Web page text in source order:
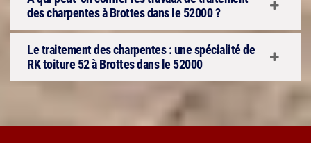
des charpentes à Brottes dans le 52000 ?
Le traitement des charpentes : une spécialité de
RK toiture 52 à Brottes dans le 52000